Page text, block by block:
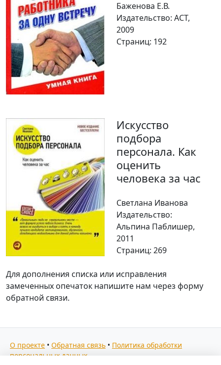
Баженова Е.В.
Издательство: АСТ,
2009
Страниц: 192
Искусство
подбора
персонала. Как
оценить
человека за час
Светлана Иванова
Издательство:
Альпина Паблишер,
2011
Страниц: 269
Для дополнения списка или исправления
замеченных опечаток напишите нам через форму
обратной связи.
О проекте • Обратная связь • Политика обработки
персональных данных